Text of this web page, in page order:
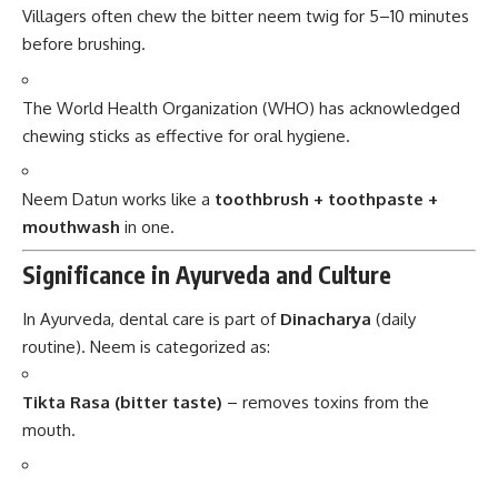
Villagers often chew the bitter neem twig for 5–10 minutes
before brushing.
The World Health Organization (WHO) has acknowledged
chewing sticks as effective for oral hygiene.
Neem Datun works like a toothbrush + toothpaste +
mouthwash in one.
Significance in Ayurveda and Culture
In Ayurveda, dental care is part of Dinacharya (daily
routine). Neem is categorized as:
Tikta Rasa (bitter taste) – removes toxins from the
mouth.